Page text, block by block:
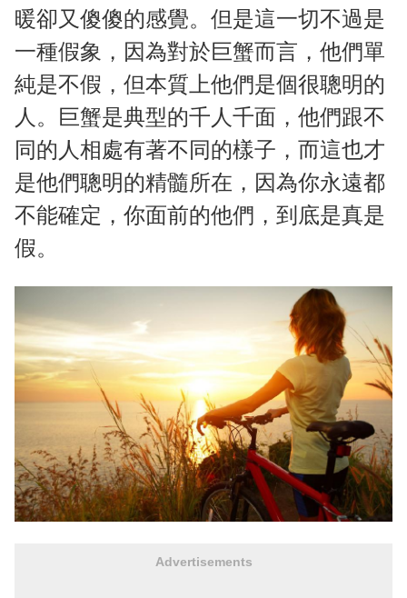
暖卻又傻傻的感覺。但是這一切不過是
一種假象，因為對於巨蟹而言，他們單
純是不假，但本質上他們是個很聰明的
人。巨蟹是典型的千人千面，他們跟不
同的人相處有著不同的樣子，而這也才
是他們聰明的精髓所在，因為你永遠都
不能確定，你面前的他們，到底是真是
假。
Advertisements